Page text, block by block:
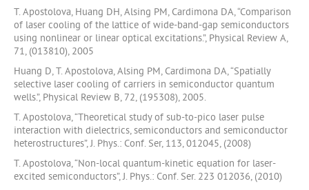
T. Apostolova, Huang DH, Alsing PM, Cardimona DA, “Comparison
of laser cooling of the lattice of wide-band-gap semiconductors
using nonlinear or linear optical excitations.”, Physical Review A,
71, (013810), 2005
Huang D, T. Apostolova, Alsing PM, Cardimona DA, “Spatially
selective laser cooling of carriers in semiconductor quantum
wells.”, Physical Review B, 72, (195308), 2005.
T. Apostolova, “Theoretical study of sub-to-pico laser pulse
interaction with dielectrics, semiconductors and semiconductor
heterostructures”, J. Phys.: Conf. Ser, 113, 012045, (2008)
T. Apostolova, “Non-local quantum-kinetic equation for laser-
excited semiconductors”, J. Phys.: Conf. Ser. 223 012036, (2010)